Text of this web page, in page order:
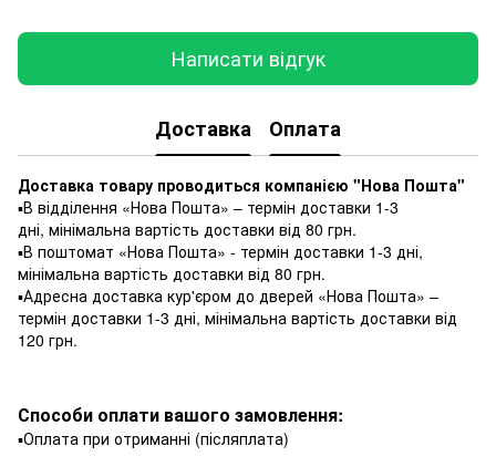
Написати відгук
Доставка Оплата
Доставка товару проводиться компанією "Нова Пошта"
▪️В відділення «Нова Пошта» – термін доставки 1-3
дні, мінімальна вартість доставки від 80 грн.
▪️В поштомат «Нова Пошта» - термін доставки 1-3 дні,
мінімальна вартість доставки від 80 грн.
▪️Адресна доставка кур'єром до дверей «Нова Пошта» –
термін доставки 1-3 дні, мінімальна вартість доставки від
120 грн.
Способи оплати вашого замовлення:
▪️Оплата при отриманні (післяплата)